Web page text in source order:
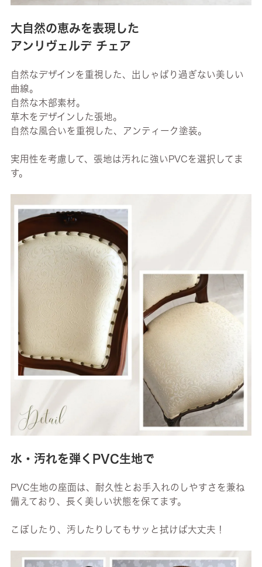
大自然の恵みを表現した
アンリヴェルデ チェア
自然なデザインを重視した、出しゃばり過ぎない美しい
曲線。
自然な木部素材。
草木をデザインした張地。
自然な風合いを重視した、アンティーク塗装。
実用性を考慮して、張地は汚れに強いPVCを選択してま
す。
水・汚れを弾くPVC生地で
PVC生地の座面は、耐久性とお手入れのしやすさを兼ね
備えており、長く美しい状態を保てます。
こぼしたり、汚したりしてもサッと拭けば大丈夫！